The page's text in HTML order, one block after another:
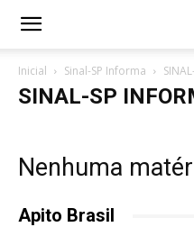
Inicial Sinal-SP Informa
SINAL-SP
Nenhuma
Apito Brasil